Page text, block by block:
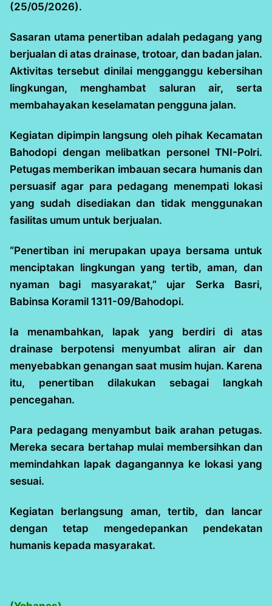
(25/05/2026).
Sasaran utama penertiban adalah pedagang yang
berjualan di atas drainase, trotoar, dan badan jalan.
Aktivitas tersebut dinilai mengganggu kebersihan
lingkungan, menghambat saluran air, serta
membahayakan keselamatan pengguna jalan.
Kegiatan dipimpin langsung oleh pihak Kecamatan
Bahodopi dengan melibatkan personel TNI-Polri.
Petugas memberikan imbauan secara humanis dan
persuasif agar para pedagang menempati lokasi
yang sudah disediakan dan tidak menggunakan
fasilitas umum untuk berjualan.
“Penertiban ini merupakan upaya bersama untuk
menciptakan lingkungan yang tertib, aman, dan
nyaman bagi masyarakat,” ujar Serka Basri,
Babinsa Koramil 1311-09/Bahodopi.
Ia menambahkan, lapak yang berdiri di atas
drainase berpotensi menyumbat aliran air dan
menyebabkan genangan saat musim hujan. Karena
itu, penertiban dilakukan sebagai langkah
pencegahan.
Para pedagang menyambut baik arahan petugas.
Mereka secara bertahap mulai membersihkan dan
memindahkan lapak dagangannya ke lokasi yang
sesuai.
Kegiatan berlangsung aman, tertib, dan lancar
dengan tetap mengedepankan pendekatan
humanis kepada masyarakat.